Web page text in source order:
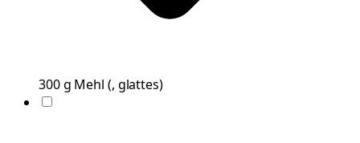
300g Mehl (, glattes)